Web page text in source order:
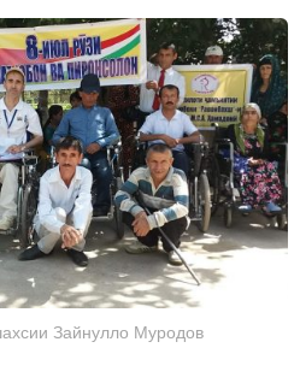
Зайнулло Муродов